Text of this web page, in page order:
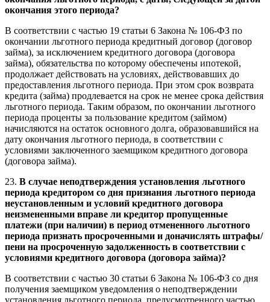
окончания этого периода?
В соответствии с частью 19 статьи 6 Закона № 106-ФЗ по
окончании льготного периода кредитный договор (договор
займа), за исключением кредитного договора (договора
займа), обязательства по которому обеспечены ипотекой,
продолжает действовать на условиях, действовавших до
предоставления льготного периода. При этом срок возврата
кредита (займа) продлевается на срок не менее срока действия
льготного периода. Таким образом, по окончании льготного
периода проценты за пользование кредитом (займом)
начисляются на остаток основного долга, образовавшийся на
дату окончания льготного периода, в соответствии с
условиями заключенного заемщиком кредитного договора
(договора займа).
23. В случае неподтверждения установления льготного
периода кредитором со дня признания льготного периода
неустановленным и условий кредитного договора
неизмененными вправе ли кредитор пропущенные
платежи (при наличии) в период отмененного льготного
периода признать просроченными и доначислять штрафы/
пени на просроченную задолженность в соответствии с
условиями кредитного договора (договора займа)?
В соответствии с частью 30 статьи 6 Закона № 106-ФЗ со дня
получения заемщиком уведомления о неподтверждении
установления льготного периода, предусмотренного частью